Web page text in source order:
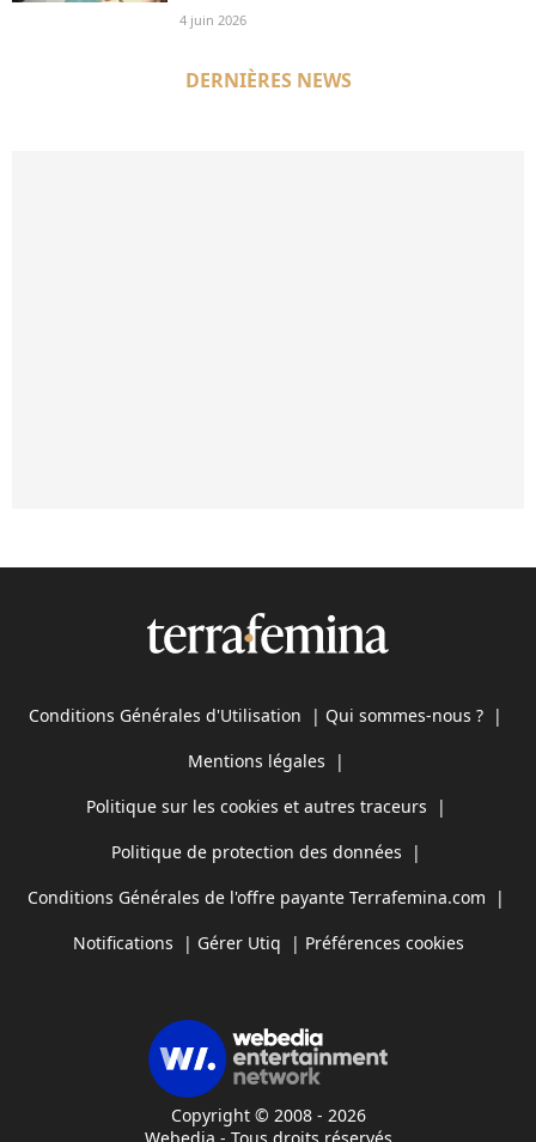
4 juin 2026
DERNIÈRES NEWS
Conditions Générales d'Utilisation | Qui sommes-nous ? |
Mentions légales |
Politique sur les cookies et autres traceurs |
Politique de protection des données |
Conditions Générales de l'offre payante Terrafemina.com |
Notifications | Gérer Utiq | Préférences cookies
Copyright © 2008 - 2026